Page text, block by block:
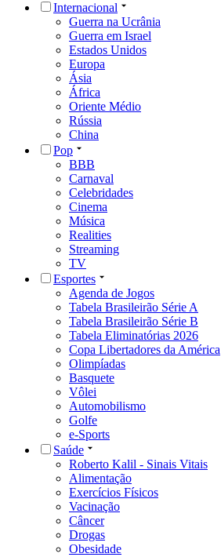
Internacional
Guerra na Ucrânia
Guerra em Israel
Estados Unidos
Europa
Ásia
África
Oriente Médio
Rússia
China
Pop
BBB
Carnaval
Celebridades
Cinema
Música
Realities
Streaming
TV
Esportes
Agenda de Jogos
Tabela Brasileirão Série A
Tabela Brasileirão Série B
Tabela Eliminatórias 2026
Copa Libertadores da América
Olimpíadas
Basquete
Vôlei
Automobilismo
Golfe
e-Sports
Saúde
Roberto Kalil - Sinais Vitais
Alimentação
Exercícios Físicos
Vacinação
Câncer
Drogas
Obesidade